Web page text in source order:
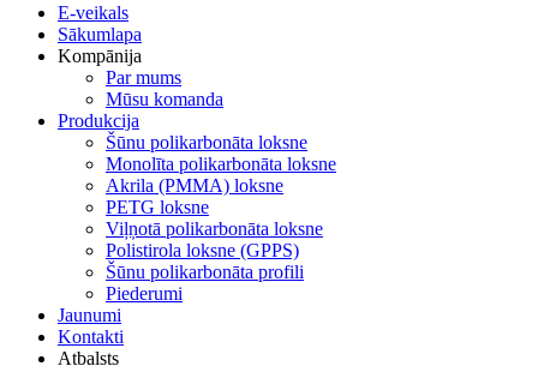
E-veikals
Sākumlapa
Kompānija
Par mums
Mūsu komanda
Produkcija
Šūnu polikarbonāta loksne
Monolīta polikarbonāta loksne
Akrila (PMMA) loksne
PETG loksne
Viļņotā polikarbonāta loksne
Polistirola loksne (GPPS)
Šūnu polikarbonāta profili
Piederumi
Jaunumi
Kontakti
Atbalsts